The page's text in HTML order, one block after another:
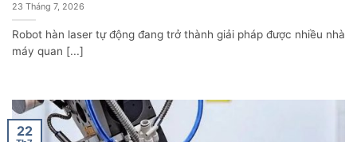
23 Tháng 7, 2026
Robot hàn laser tự động đang trở thành giải pháp được nhiều nhà
máy quan [...]
22